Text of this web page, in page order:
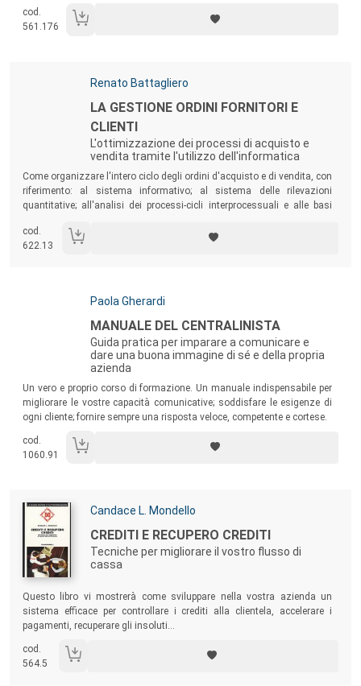
successo in importanti aziende statunitensi.
cod.
561.176
Autori:
Renato Battagliero
Titolo:
LA GESTIONE ORDINI FORNITORI E
CLIENTI
L'ottimizzazione dei processi di acquisto e
vendita tramite l'utilizzo dell'informatica
Come organizzare l'intero ciclo degli ordini d'acquisto e di vendita, con
riferimento: al sistema informativo; al sistema delle rilevazioni
quantitative; all'analisi dei processi-cicli interprocessuali e alle basi
compravendita).
cod.
622.13
Autori:
Paola Gherardi
Titolo:
MANUALE DEL CENTRALINISTA
Guida pratica per imparare a comunicare e
dare una buona immagine di sé e della propria
azienda
Un vero e proprio corso di formazione. Un manuale indispensabile per
migliorare le vostre capacità comunicative; soddisfare le esigenze di
ogni cliente; fornire sempre una risposta veloce, competente e cortese.
cod.
1060.91
Autori:
Candace L. Mondello
Titolo:
CREDITI E RECUPERO CREDITI
Tecniche per migliorare il vostro flusso di
cassa
Sommario:
Questo libro vi mostrerà come sviluppare nella vostra azienda un
sistema efficace per controllare i crediti alla clientela, accelerare i
pagamenti, recuperare gli insoluti...
cod.
564.5